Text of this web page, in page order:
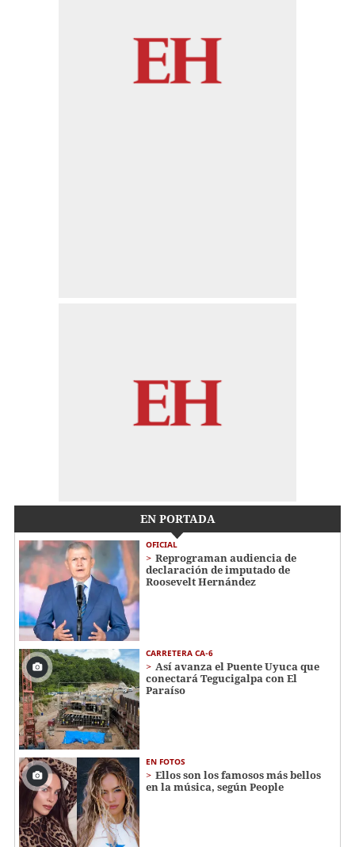
EN PORTADA
OFICIAL
Reprograman audiencia de
declaración de imputado de
Roosevelt Hernández
CARRETERA CA-6
Así avanza el Puente Uyuca que
conectará Tegucigalpa con El
Paraíso
EN FOTOS
Ellos son los famosos más bellos
en la música, según People